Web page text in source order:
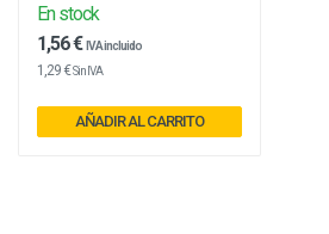
En stock
1,56 € IVA incluido
1,29 €Sin IVA
AÑADIR AL CARRITO